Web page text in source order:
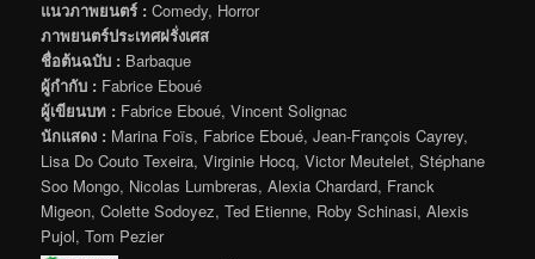
แนวภาพยนตร์ : Comedy, Horror
ภาพยนตร์ประเทศฝรั่งเศส
ชื่อต้นฉบับ : Barbaque
ผู้กำกับ : Fabrice Eboué
ผู้เขียนบท : Fabrice Eboué, Vincent Solignac
นักแสดง : Marina Foïs, Fabrice Eboué, Jean-François Cayrey,
Lisa Do Couto Texeira, Virginie Hocq, Victor Meutelet, Stéphane
Soo Mongo, Nicolas Lumbreras, Alexia Chardard, Franck
Migeon, Colette Sodoyez, Ted Etienne, Roby Schinasi, Alexis
Pujol, Tom Pezier